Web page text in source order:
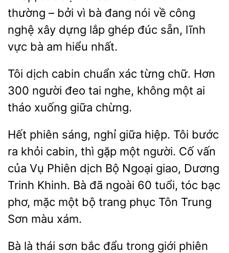
thường – bởi vì bà đang nói về công
nghệ xây dựng lắp ghép đúc sẵn, lĩnh
bà am hiểu nhất.
Tôi
cabin chuẩn xác từng chữ. Hơn
300 người đeo tai nghe,
một ai
tháo xuống giữa
Hết phiên sáng, nghỉ giữa hiệp. Tôi bước
ra
cabin, thì gặp một người. Cố vấn
của Vụ Phiên dịch Bộ Ngoại giao, Dương
Trinh Khinh. Bà đã ngoài 60
tóc bạc
phơ, mặc một bộ
phục Tôn Trung
Sơn màu xám.
Bà là thái sơn bắc đẩu trong giới phiên